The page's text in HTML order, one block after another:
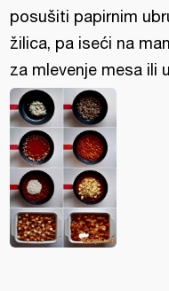
posušiti papirnim
žilica, pa iseći na
za mlevenje mesa ili